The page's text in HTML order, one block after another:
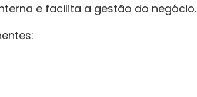
e facilita a gestão do negócio.